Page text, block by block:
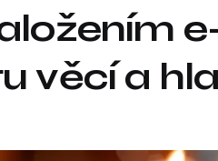
věcí a